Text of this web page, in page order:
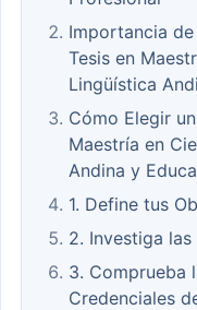
Importancia
Tesis en
Lingüística
Cómo Elegir
Maestría en
Andina y
1. Define tus
2. Investiga
3. Comprueba
Credenciales